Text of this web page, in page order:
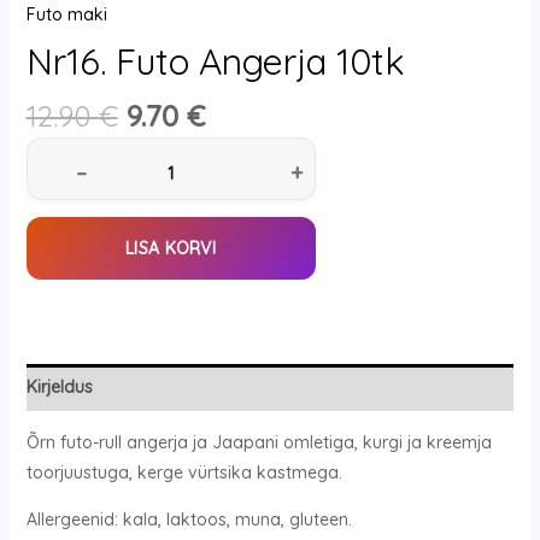
Futo maki
Nr16. Futo Angerja 10tk
12.90€ 9.70 €
– +
LISA KORVI
Kirjeldus
Õrn futo-rull angerja ja Jaapani omletiga, kurgi ja kreemja
toorjuustuga, kerge vürtsika kastmega.
Allergeenid: kala, laktoos, muna, gluteen.